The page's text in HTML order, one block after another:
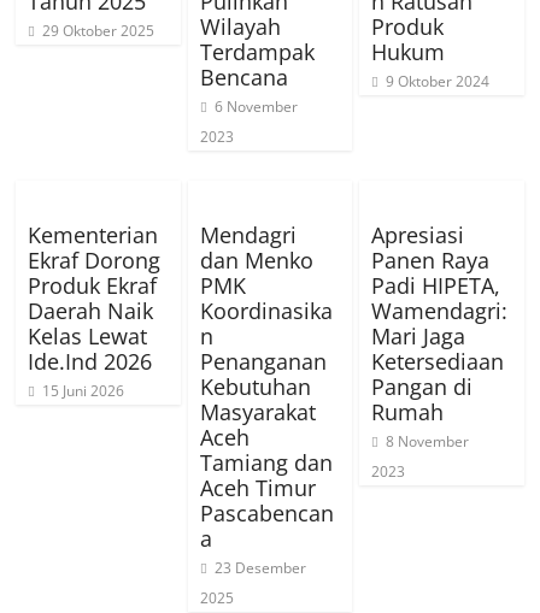
29 Oktober 2025
Wilayah
Terdampak
Bencana
6 November
2023
Produk
Hukum
9 Oktober 2024
Kementerian
Ekraf Dorong
Produk Ekraf
Daerah Naik
Kelas Lewat
Ide.Ind 2026
15 Juni 2026
Mendagri
dan Menko
PMK
Koordinasika
n
Penanganan
Kebutuhan
Masyarakat
Aceh
Tamiang dan
Aceh Timur
Pascabencan
a
23 Desember
2025
Apresiasi
Panen Raya
Padi HIPETA,
Wamendagri:
Mari Jaga
Ketersediaan
Pangan di
Rumah
8 November
2023